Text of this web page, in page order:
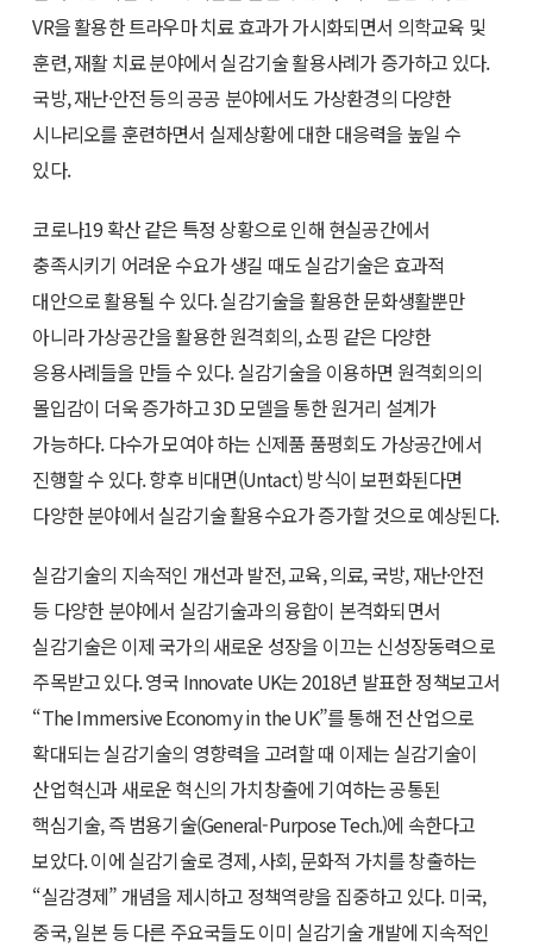
VR을 활용한 트라우마 치료 효과가 가시화되면서 의학교육 및
훈련, 재활 치료 분야에서 실감기술 활용사례가 증가하고 있다.
국방, 재난·안전 등의 공공 분야에서도 가상환경의 다양한
시나리오를 훈련하면서 실제상황에 대한 대응력을 높일 수
있다.
코로나19 확산 같은 특정 상황으로 인해 현실공간에서
충족시키기 어려운 수요가 생길 때도 실감기술은 효과적
대안으로 활용될 수 있다. 실감기술을 활용한 문화생활뿐만
아니라 가상공간을 활용한 원격회의, 쇼핑 같은 다양한
응용사례들을 만들 수 있다. 실감기술을 이용하면 원격회의의
몰입감이 더욱 증가하고 3D 모델을 통한 원거리 설계가
가능하다. 다수가 모여야 하는 신제품 품평회도 가상공간에서
진행할 수 있다. 향후 비대면(Untact) 방식이 보편화된다면
다양한 분야에서 실감기술 활용수요가 증가할 것으로 예상된다.
실감기술의 지속적인 개선과 발전, 교육, 의료, 국방, 재난·안전
등 다양한 분야에서 실감기술과의 융합이 본격화되면서
실감기술은 이제 국가의 새로운 성장을 이끄는 신성장동력으로
주목받고 있다. 영국 Innovate UK는 2018년 발표한 정책보고서
“The Immersive Economy in the UK”를 통해 전 산업으로
확대되는 실감기술의 영향력을 고려할 때 이제는 실감기술이
산업혁신과 새로운 혁신의 가치창출에 기여하는 공통된
핵심기술, 즉 범용기술(General-Purpose Tech.)에 속한다고
보았다. 이에 실감기술로 경제, 사회, 문화적 가치를 창출하는
“실감경제” 개념을 제시하고 정책역량을 집중하고 있다. 미국,
중국, 일본 등 다른 주요국들도 이미 실감기술 개발에 지속적인